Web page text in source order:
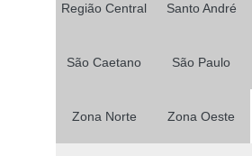
Região Central Santo André
São Caetano São Paulo
Zona Norte Zona Oeste